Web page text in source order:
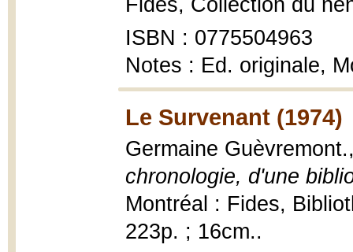
Fides, Collection du
ISBN : 0775504963
Notes : Ed. originale,
Le Survenant (1974)
Germaine
chronologie, d'une
Montréal : Fides,
223p. ; 16cm..